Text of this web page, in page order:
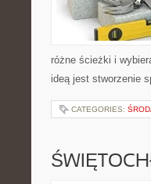
różne ścieżki i
ideą jest stworzenie
CATEGORIES: